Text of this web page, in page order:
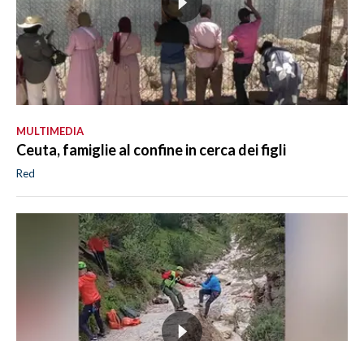
MULTIMEDIA
Ceuta, famiglie al confine in cerca dei figli
Red